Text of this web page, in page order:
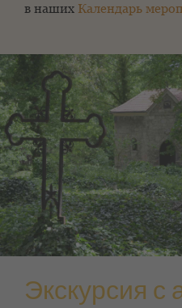
в наших Календарь
Экскурсия с